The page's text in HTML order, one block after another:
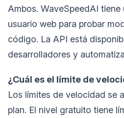
Ambos. WaveSpeedAI tiene
usuario web para probar
código. La API está
desarrolladores y
¿Cuál es el límite de
Los límites de velocidad se
plan. El nivel gratuito tiene